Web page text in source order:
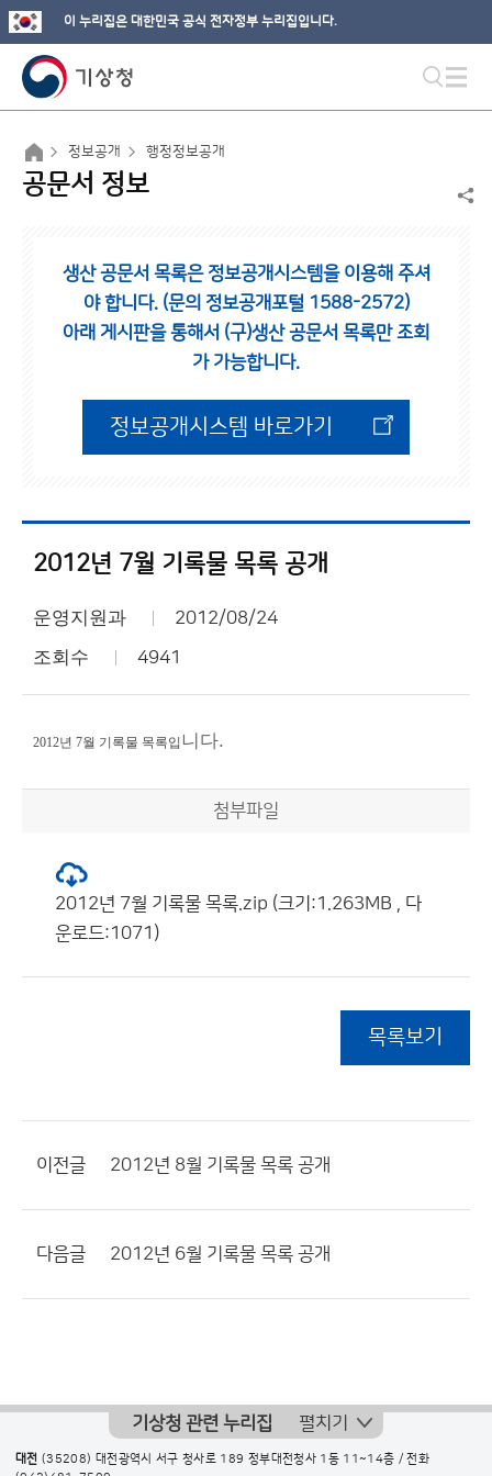
이 누리집은 대한민국 공식 전자정부 누리집입니다.
정보공개 행정정보공개
공문서 정보
생산 공문서 목록은 정보공개시스템을 이용해 주셔
야 합니다. (문의 정보공개포털 1588-2572)
아래 게시판을 통해서 (구)생산 공문서 목록만 조회
가 가능합니다.
정보공개시스템 바로가기
2012년 7월 기록물 목록 공개
운영지원과 2012/08/24
조회수 4941
2012년 7월 기록물 목록입 니다.
첨부파일
2012년 7월 기록물 목록.zip (크기:1.263MB , 다
운로드:1071)
목록보기
이전글 2012년 8월 기록물 목록 공개
다음글 2012년 6월 기록물 목록 공개
기상청 관련 누리집 펼치기
대전 (35208) 대전광역시 서구 청사로 189 정부대전청사 1동 11~14층 / 전화